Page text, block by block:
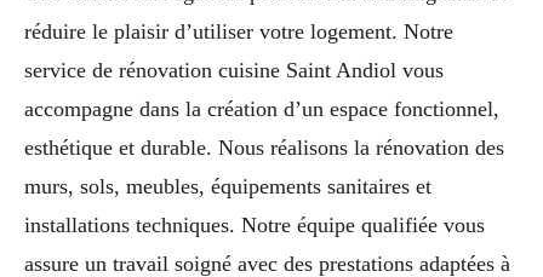
réduire le plaisir d’utiliser votre logement. Notre
service de rénovation cuisine Saint Andiol vous
accompagne dans la création d’un espace fonctionnel,
esthétique et durable. Nous réalisons la rénovation des
murs, sols, meubles, équipements sanitaires et
installations techniques. Notre équipe qualifiée vous
assure un travail soigné avec des prestations adaptées à